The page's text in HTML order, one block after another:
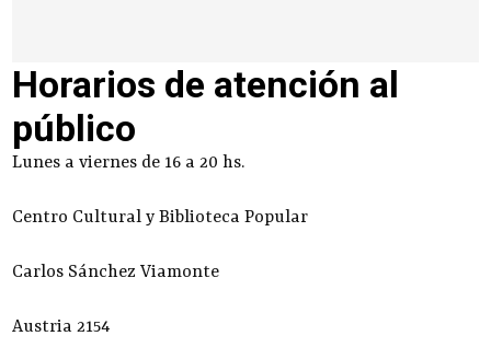
Horarios de atención al
público
Lunes a viernes de 16 a 20 hs.
Centro Cultural y Biblioteca Popular
Carlos Sánchez Viamonte
Austria 2154